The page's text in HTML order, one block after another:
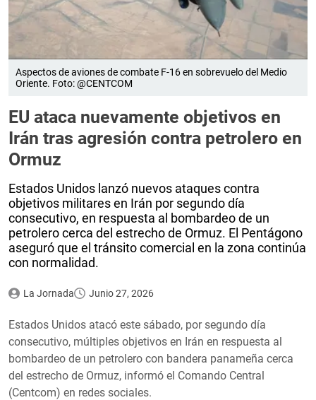
Aspectos de aviones de combate F-16 en sobrevuelo del Medio
Oriente. Foto: @CENTCOM
EU ataca nuevamente objetivos en
Irán tras agresión contra petrolero en
Ormuz
Estados Unidos lanzó nuevos ataques contra
objetivos militares en Irán por segundo día
consecutivo, en respuesta al bombardeo de un
petrolero cerca del estrecho de Ormuz. El Pentágono
aseguró que el tránsito comercial en la zona continúa
con normalidad.
La Jornada Junio 27, 2026
Estados Unidos atacó este sábado, por segundo día
consecutivo, múltiples objetivos en Irán en respuesta al
bombardeo de un petrolero con bandera panameña cerca
del estrecho de Ormuz, informó el Comando Central
(Centcom) en redes sociales.